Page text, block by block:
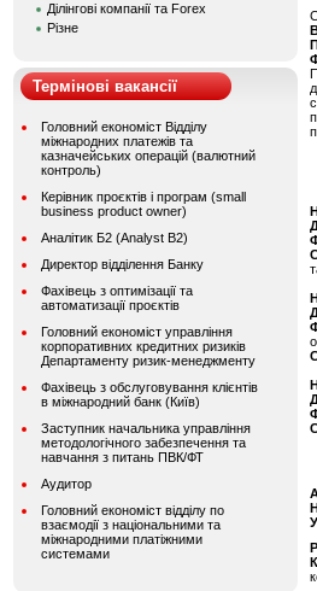
Ділінгові компанії та Forex
Різне
Термінові вакансії
Головний економіст Відділу
міжнародних платежів та
казначейських операцій (валютний
контроль)
Керівник проєктів і програм (small
business product owner)
Аналітик Б2 (Analyst B2)
Директор відділення Банку
Фахівець з оптимізації та
автоматизації проєктів
Головний економіст управління
корпоративних кредитних ризиків
Департаменту ризик-менеджменту
Фахівець з обслуговування клієнтів
в міжнародний банк (Київ)
Заступник начальника управління
методологічного забезпечення та
навчання з питань ПВК/ФТ
Аудитор
Головний економіст відділу по
взаємодії з національними та
міжнародними платіжними
системами